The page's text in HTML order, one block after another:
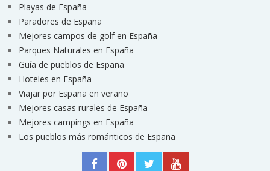
Playas de España
Paradores de España
Mejores campos de golf en España
Parques Naturales en España
Guía de pueblos de España
Hoteles en España
Viajar por España en verano
Mejores casas rurales de España
Mejores campings en España
Los pueblos más románticos de España